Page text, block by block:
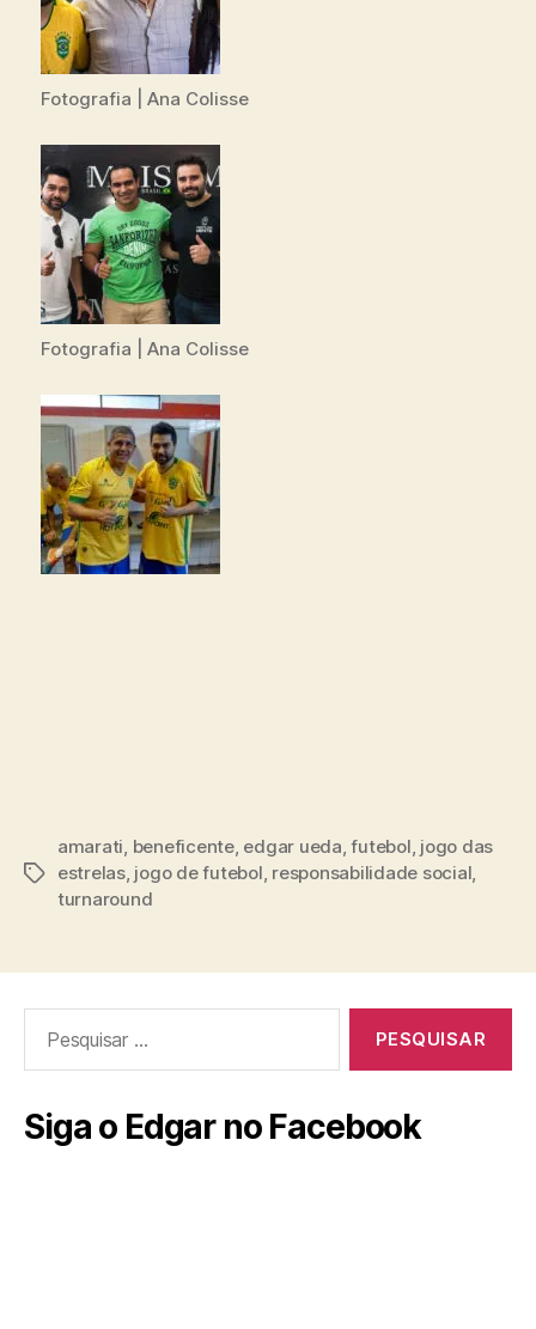
Fotografia | Ana Colisse
Fotografia | Ana Colisse
amarati beneficente, edgar ueda ,futebol jogo das
estrelas, jogo de futebol responsabilidade social
turnaround
Siga o Edgar no Facebook